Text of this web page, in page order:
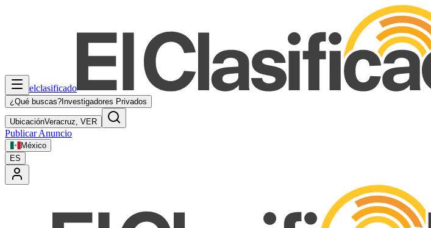
elclasificado
¿Qué buscas? Investigadores Privados
UbicaciónVeracruz, VER
Publicar Anuncio
México
ES